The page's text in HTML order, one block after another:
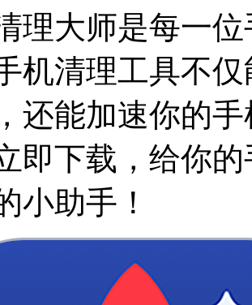
理大师是每一
机清理工具不
还能加速你的
即下载，给你
小助手！